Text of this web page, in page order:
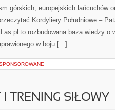
górskich, europejskich łańcuchów
Kordyliery Południowe –
to rozbudowana baza wiedzy
w boju […]
I TRENING SIŁOWY